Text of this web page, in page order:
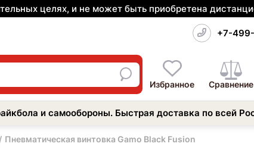
целях, и не может быть приобретена
+7-
Избранное Сравнение
и самообороны. Быстрая доставка по всей
Пневматическая винтовка Gamo Black Fusion